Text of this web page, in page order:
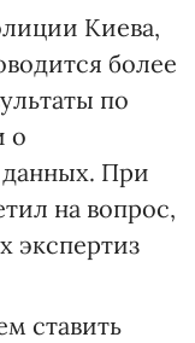
Киева,
более
по
о
данных. При
на вопрос,
экспертиз
ставить